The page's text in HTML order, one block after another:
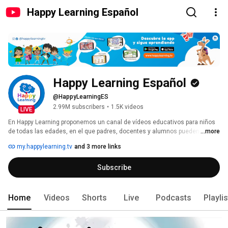
Happy Learning Español
LIVE
Happy Learning Español
@HappyLearningES
2.99M subscribers • 1.5K videos
En Happy Learning proponemos un canal de vídeos educativos para niños
de todas las edades, en el que padres, docentes y alumnos pueden
...more
my.happylearning.tv and 3 more links
Subscribe
Home Videos Shorts Live Podcasts